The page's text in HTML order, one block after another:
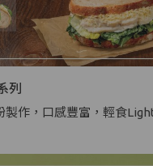
列
製作，口感豐富，輕食